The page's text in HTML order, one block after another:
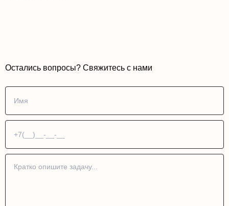
Остались вопросы? Свяжитесь с нами